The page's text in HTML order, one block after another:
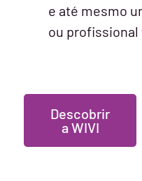
e até mesmo
ou profissional
Descobrir
a WIVI